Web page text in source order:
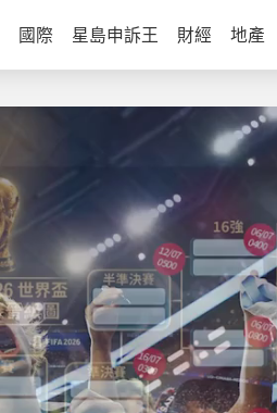
國際 星島申訴王 財經 地產